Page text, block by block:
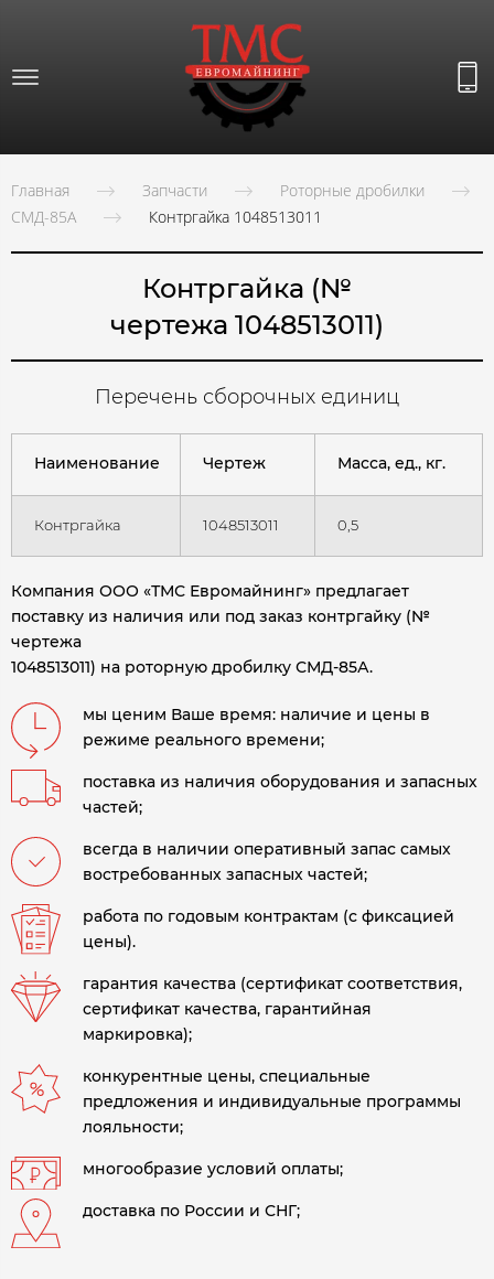
Главная Запчасти
Роторные дробилки
СМД-85А
Контргайка 1048513011
Контргайка (№
чертежа 1048513011)
Перечень сборочных единиц
Наименование Чертеж Масса, ед., кг.
Контргайка 1048513011 0,5
Компания ООО «ТМС Евромайнинг» предлагает
поставку из наличия или под заказ контргайку (№
чертежа
1048513011) на роторную дробилку СМД-85А.
мы ценим Ваше время: наличие и цены в
режиме реального времени;
поставка из наличия оборудования и запасных
частей;
всегда в наличии оперативный запас самых
востребованных запасных частей;
работа по годовым контрактам (с фиксацией
цены).
гарантия качества (сертификат соответствия,
сертификат качества, гарантийная
маркировка);
конкурентные цены, специальные
предложения и индивидуальные программы
лояльности;
многообразие условий оплаты;
доставка по России и СНГ;